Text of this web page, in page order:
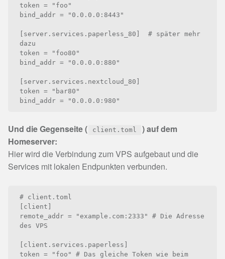
token = "foo"
bind_addr = "0.0.0.0:8443"
[server.services.paperless_80]  # später mehr
dazu
token = "foo80"
bind_addr = "0.0.0.0:880"
[server.services.nextcloud_80]
token = "bar80"
Und die Gegenseite ( client.toml
) auf dem
Homeserver:
Hier wird die Verbindung zum VPS aufgebaut und die
Services mit lokalen Endpunkten verbunden.
# client.toml
[client]
remote_addr = "example.com:2333" # Die Adresse
des VPS
[client.services.paperless]
token = "foo" # Das gleiche Token wie beim